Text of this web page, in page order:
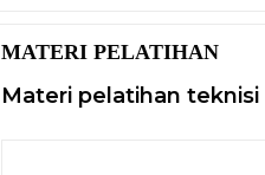
MATERI PELATIHAN
Materi pelatihan